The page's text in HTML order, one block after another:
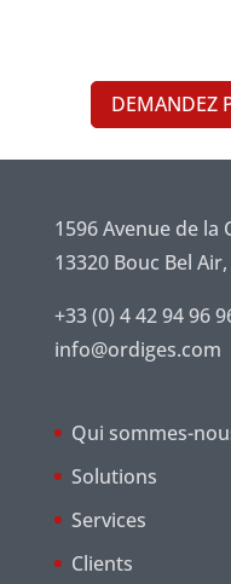
DEMANDEZ
1596 Avenue de la
13320 Bouc Bel Air,
+33 (0) 4 42 94 96
info@ordiges.com
Qui sommes-
Solutions
Services
Clients